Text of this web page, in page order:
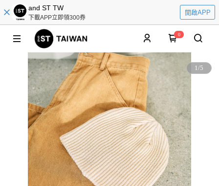
and ST TW
下載APP立即領300券
開啟APP
0
1/5